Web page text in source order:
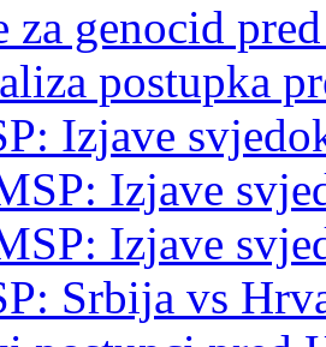
za genocid
postupka
Izjave
Izjave
Izjave
Srbija vs